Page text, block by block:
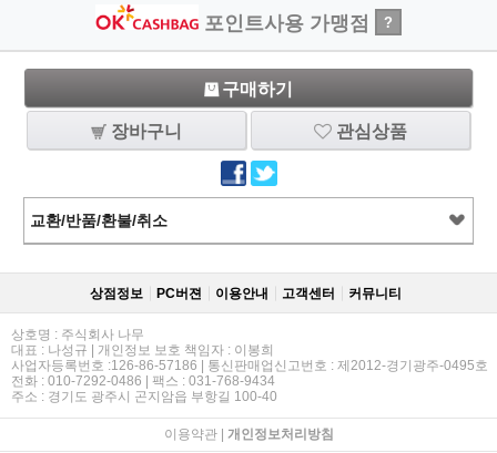
포인트사용 가맹점 ?
구매하기
장바구니 관심상품
교환/반품/환불/취소
상점정보 PC버젼 이용안내 고객센터 커뮤니티
상호명 : 주식회사 나무
대표 : 나성규 | 개인정보 보호 책임자 : 이봉희
사업자등록번호 :126-86-57186 | 통신판매업신고번호 : 제2012-경기광주-0495호
전화 : 010-7292-0486 | 팩스 : 031-768-9434
주소 : 경기도 광주시 곤지암읍 부항길 100-40
이용약관| 개인정보처리방침